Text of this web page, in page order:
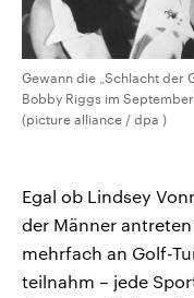
Gewann die „Schlacht der
Bobby Riggs im
(picture alliance / dpa )
Egal ob Lindsey
der Männer
mehrfach an Golf-
teilnahm – jede